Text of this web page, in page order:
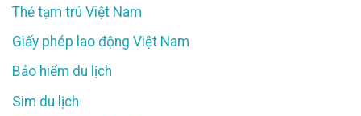
Thẻ tạm trú Việt Nam
Giấy phép lao động Việt Nam
Bảo hiểm du lịch
Sim du lịch